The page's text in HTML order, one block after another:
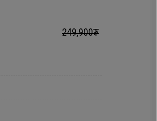
249,900₮